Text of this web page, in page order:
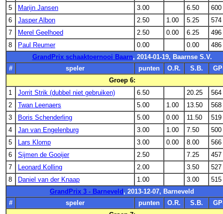
5
Marijn Jansen 3.00 6.50
600
6
Jasper Albon 2.50 1.00 5.25
574
7
Merel Geelhoed 2.50 0.00 6.25
496
8
Paul Reumer 0.00 0.00
486
GrandPrix schaaktoernooi Baarn, 2014-01-19, Baarnse S.V.
#
speler punten O.R. S.B.
Groep 6:
1
Jorrit Strik (dubbel niet gebruiken) 6.50 20.25
564
2
Twan Leenaers 5.00 1.00 13.50
568
3
Boris Schenderling 5.00 0.00 11.50
519
4
Jan van Engelenburg 3.00 1.00 7.50
500
5
Lars Klomp 3.00 0.00 8.00
566
6
Sijmen de Gooijer 2.50 7.25
457
7
Leonard Kolling 2.00 3.50
527
8
Daniel van der Knaap 1.00 3.00
515
GrandPrix 3 - Barneveld , 2013-12-07, Barneveld
#
speler punten O.R. S.B.